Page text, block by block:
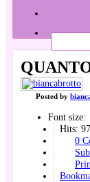
Posted by
Font size:
Hits:
0